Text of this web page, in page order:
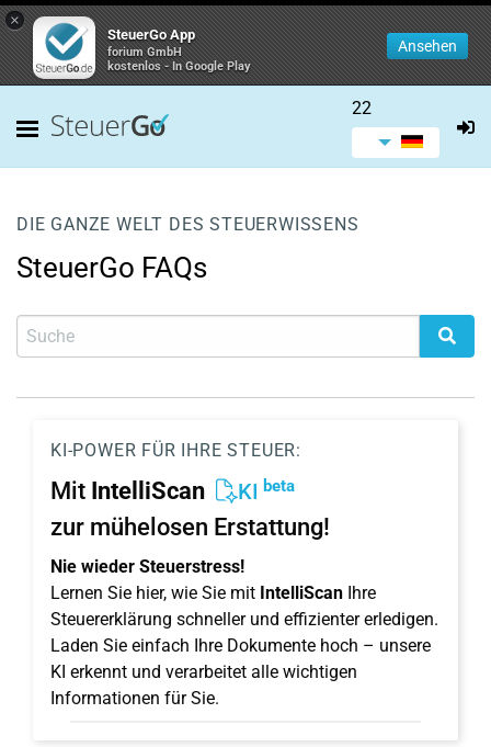
×
SteuerGo App
forium GmbH
kostenlos - In Google Play
Ansehen
22
DIE GANZE WELT DES STEUERWISSENS
SteuerGo FAQs
KI-POWER FÜR IHRE STEUER:
Mit IntelliScan KI beta
zur mühelosen Erstattung!
Nie wieder Steuerstress!
Lernen Sie hier, wie Sie mit IntelliScan Ihre
Steuererklärung schneller und effizienter erledigen.
Laden Sie einfach Ihre Dokumente hoch – unsere
KI erkennt und verarbeitet alle wichtigen
Informationen für Sie.